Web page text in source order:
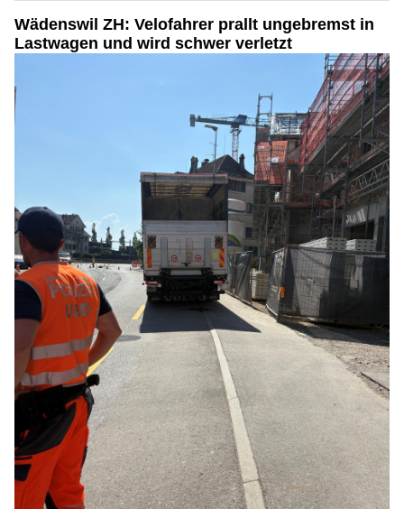
Wädenswil ZH: Velofahrer prallt ungebremst in
Lastwagen und wird schwer verletzt